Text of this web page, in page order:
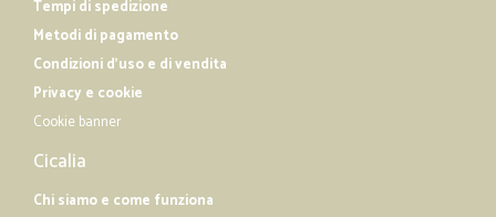
TUTTO PERFETTO SEMPRE
Tempi di spedizione
Metodi di pagamento
Condizioni d'uso e di vendita
Privacy e cookie
Cookie banner
Cicalia
Chi siamo e come funziona